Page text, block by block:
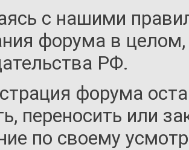
с нашими
форума в
РФ.
форума
переносить или
по своему